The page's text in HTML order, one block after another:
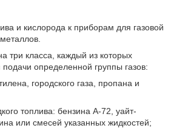
и кислорода к приборам для газовой
три класса, каждый из которых
определенной группы газов:
городского газа, пропана и
топлива: бензина А-72, уайт-
или смесей указанных жидкостей;